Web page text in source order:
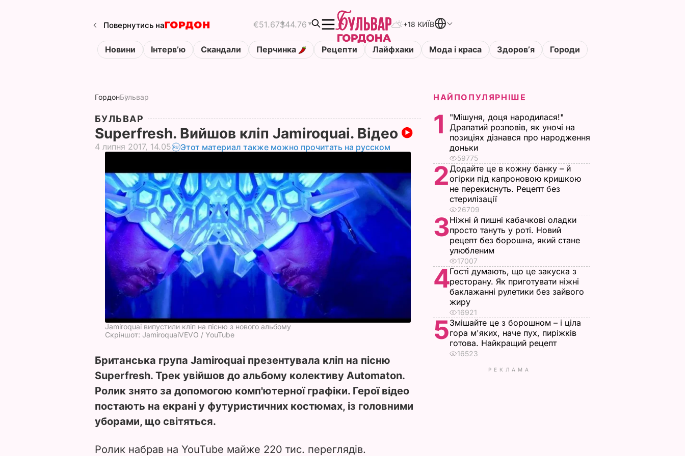
Повернутись на €51.67$44.76 +18 КИЇВ
Новини Інтервʼю Скандали Перчинка Рецепти Лайфхаки Мода і краса Здоровʼя Городи
ГордонБульвар
БУЛЬВАР
Superfresh. Вийшов кліп Jamiroquai. Відео
4 липня 2017, 14.05 Этот материал также можно прочитать на русском
Jamiroquai випустили кліп на пісню з нового альбому
Скріншот: JamiroquaiVEVO / YouTube
Британська група Jamiroquai презентувала кліп на пісню
Superfresh. Трек увійшов до альбому колективу Automaton.
Ролик знято за допомогою комп'ютерної графіки. Герої відео
постають на екрані у футуристичних костюмах, із головними
уборами, що світяться.
Ролик набрав на YouTube майже 220 тис. переглядів.
НАЙПОПУЛЯРНІШЕ
1
"Мішуня, доця народилася!"
Драпатий розповів, як уночі на
позиціях дізнався про народження
доньки
59775
2Додайте це в кожну банку – й
огірки під капроновою кришкою
не перекиснуть. Рецепт без
стерилізації
26709
3Ніжні й пишні кабачкові оладки
просто тануть у роті. Новий
рецепт без борошна, який стане
улюбленим
17007
4Гості думають, що це закуска з
ресторану. Як приготувати ніжні
баклажанні рулетики без зайвого
жиру
16921
5Змішайте це з борошном – і ціла
гора м'яких, наче пух, пиріжків
готова. Найкращий рецепт
16523
РЕКЛАМА